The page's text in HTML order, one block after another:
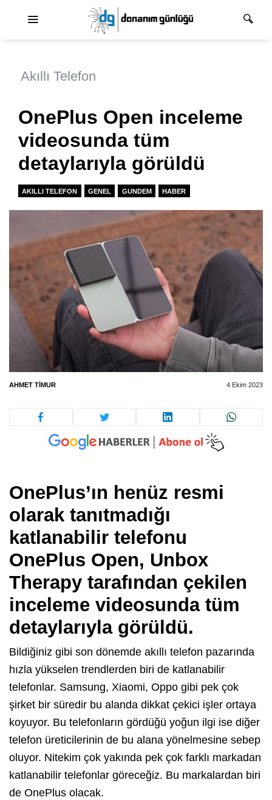
Akıllı Telefon
OnePlus Open inceleme
videosunda tüm
detaylarıyla görüldü
AKILLI TELEFON GENEL GUNDEM HABER
AHMET TIMUR 4 Ekim 2023
OnePlus’ın henüz resmi
olarak tanıtmadığı
katlanabilir telefonu
OnePlus Open, Unbox
Therapy tarafından çekilen
inceleme videosunda tüm
detaylarıyla görüldü.
Bildiğiniz gibi son dönemde akıllı telefon pazarında
hızla yükselen trendlerden biri de katlanabilir
telefonlar. Samsung, Xiaomi, Oppo gibi pek çok
şirket bir süredir bu alanda dikkat çekici işler ortaya
koyuyor. Bu telefonların gördüğü yoğun ilgi ise diğer
telefon üreticilerinin de bu alana yönelmesine sebep
oluyor. Nitekim çok yakında pek çok farklı markadan
katlanabilir telefonlar göreceğiz. Bu markalardan biri
de OnePlus olacak.